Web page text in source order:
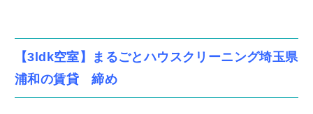
【3ldk空室】まるごとハウスクリーニング埼玉県
浦和の賃貸 締め